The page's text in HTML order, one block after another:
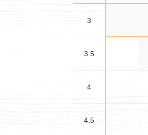
3
3.5
4
4.5